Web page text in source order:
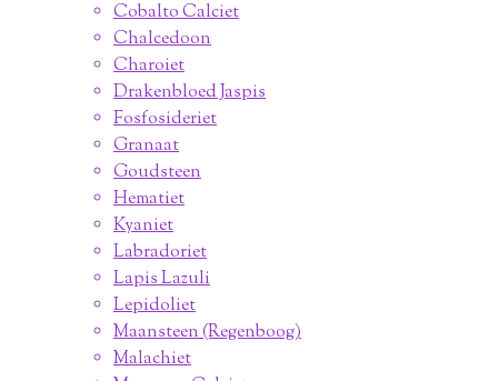
Cobalto Calciet
Chalcedoon
Charoiet
Drakenbloed Jaspis
Fosfosideriet
Granaat
Goudsteen
Hematiet
Kyaniet
Labradoriet
Lapis Lazuli
Lepidoliet
Maansteen (Regenboog)
Malachiet